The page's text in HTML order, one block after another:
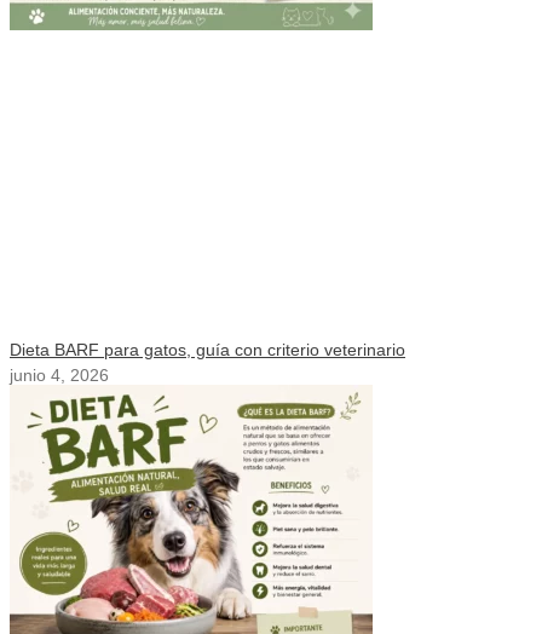
Dieta BARF para gatos, guía con criterio veterinario
junio 4, 2026